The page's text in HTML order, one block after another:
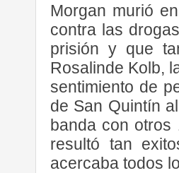
Morgan murió
contra las
prisión y que
Rosalinde Kolb,
sentimiento de
de San Quintín
banda con otros
resultó tan
acercaba todos